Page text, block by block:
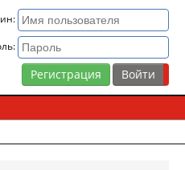
Регистрация